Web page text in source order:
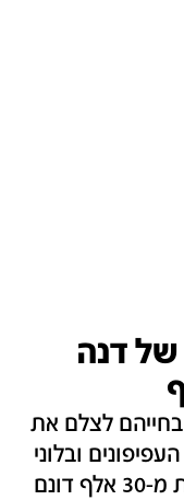
של דנה
לצלם את
ובלוני
התבערה שהציתו עד כה לא פחות מ-30 אלף דונם